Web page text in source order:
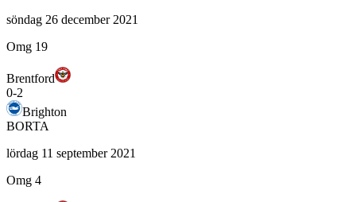
söndag 26 december 2021
Omg 19
Brentford
0-2
Brighton
BORTA
lördag 11 september 2021
Omg 4